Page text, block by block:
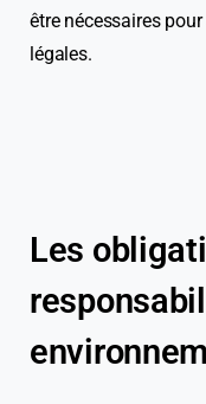
être nécessaires
légales.
Les